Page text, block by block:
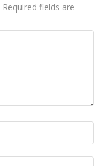
Required fields are